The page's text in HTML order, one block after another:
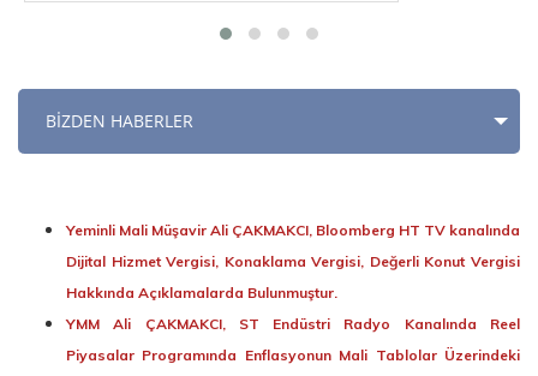
BİZDEN HABERLER
Yeminli Mali Müşavir Ali ÇAKMAKCI, Bloomberg HT TV kanalında
Dijital Hizmet Vergisi, Konaklama Vergisi, Değerli Konut Vergisi
Hakkında Açıklamalarda Bulunmuştur.
YMM Ali ÇAKMAKCI, ST Endüstri Radyo Kanalında Reel
Piyasalar Programında Enflasyonun Mali Tablolar Üzerindeki